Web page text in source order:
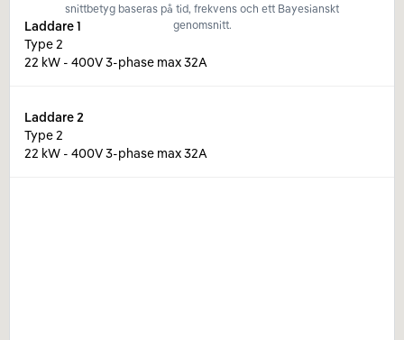
snittbetyg baseras på tid, frekvens och ett Bayesianskt
genomsnitt.
Laddare1
Type 2
22 kW - 400V 3-phase max 32A
Laddare2
Type 2
22 kW - 400V 3-phase max 32A